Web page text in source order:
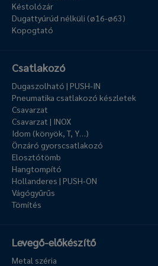
Késtolózár
Dugattyúrúd nélküli (ø16-ø63)
Kopogtató
Csatlakozó
Dugaszolható | PUSH-IN
Pneumatika csatlakozó készletek
Csavarzat
Csavarzat | INOX
Idom (könyök, T, Y…)
Önzáró gyorscsatlakozó
Elosztótömb
Hangtompító
Hollanderes | PUSH-ON
Vágógyűrűs
Tömítés
Levegő-előkészítő
Metal széria